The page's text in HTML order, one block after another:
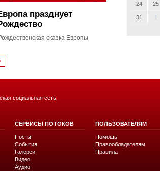
празднует
сказка Европы
24 25
31 1
социальная сеть.
СЕРВИСЫ ПОТОКОВ
Посты
События
Галереи
Видео
Аудио
ПОЛЬЗОВАТЕЛЯМ
Помощь
Правообладателям
Правила